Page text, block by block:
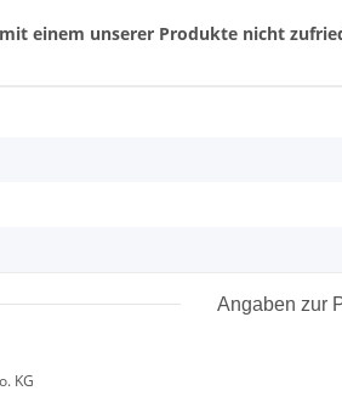
einem unserer Produkte nicht
Angaben zur
KG